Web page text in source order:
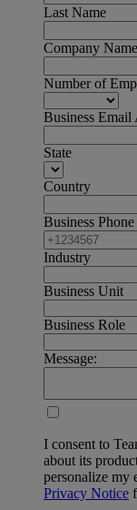
Last Name
Company Name
Number of
Business Email
State
Country
Business
Industry
Business Unit
Business Role
Message:
I consent to
about its
personalize my
Privacy Notice